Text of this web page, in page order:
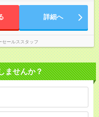
詳細へ
セールススタッフ
ませんか？